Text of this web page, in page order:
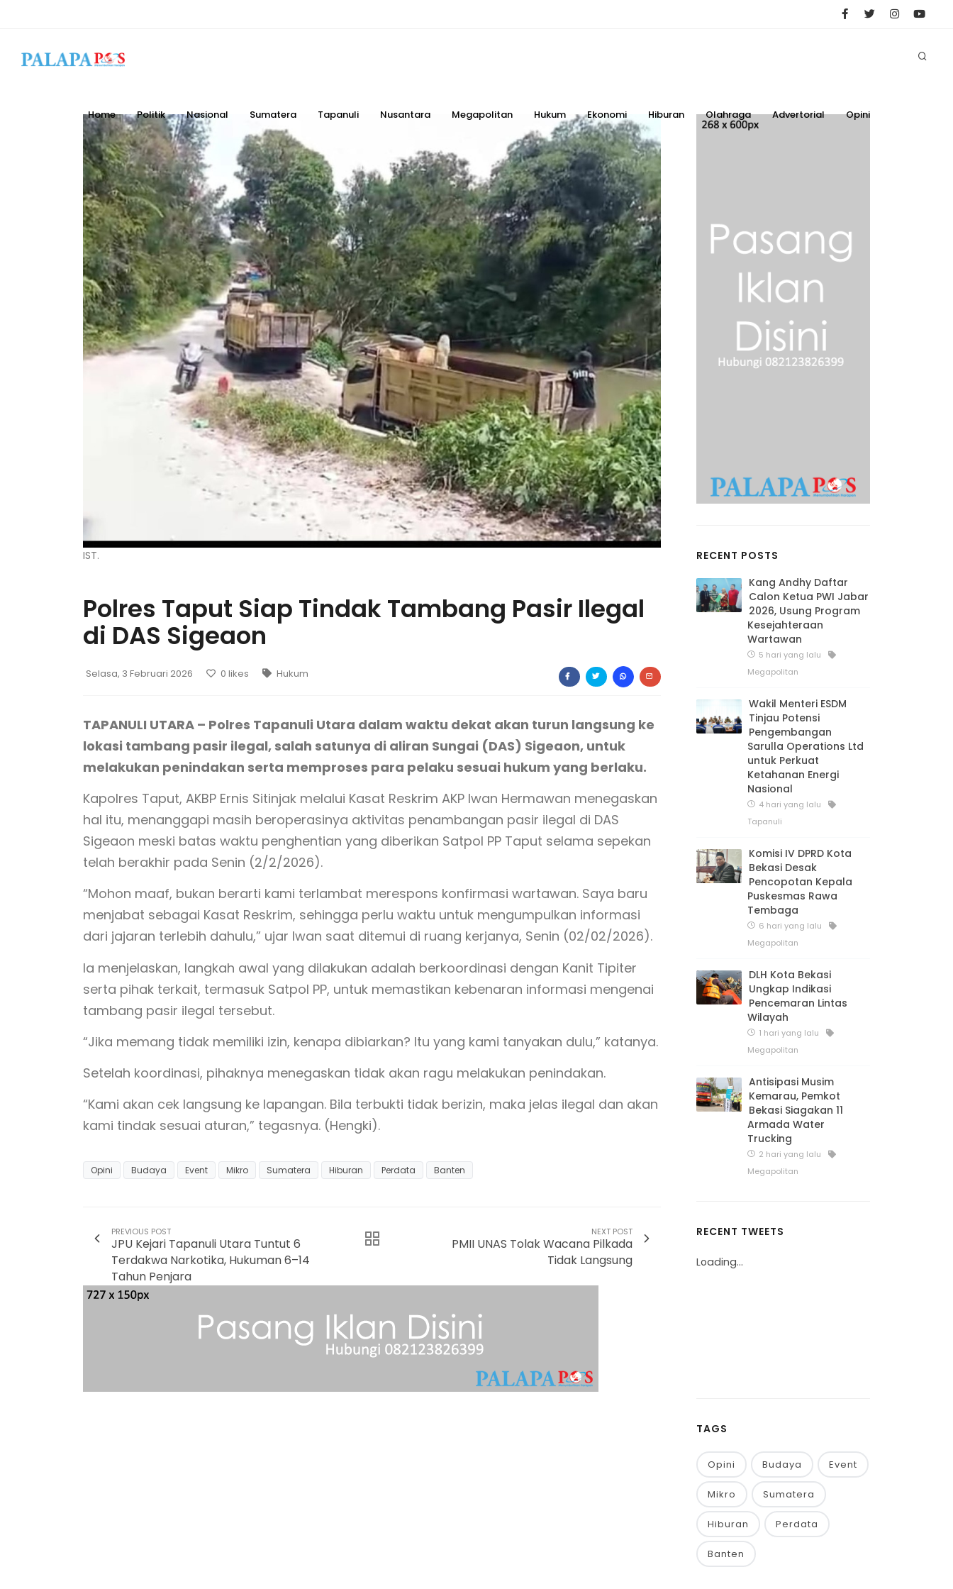
Home Politik Nasional Sumatera Tapanuli Nusantara Megapolitan Hukum Ekonomi Hiburan Olahraga Advertorial Opini
IST.
Polres Taput Siap Tindak Tambang Pasir Ilegal
di DAS Sigeaon
Selasa, 3 Februari 2026 0 likes Hukum
TAPANULI UTARA – Polres Tapanuli Utara dalam waktu dekat akan turun langsung ke
lokasi tambang pasir ilegal, salah satunya di aliran Sungai (DAS) Sigeaon, untuk
melakukan penindakan serta memproses para pelaku sesuai hukum yang berlaku.
Kapolres Taput, AKBP Ernis Sitinjak melalui Kasat Reskrim AKP Iwan Hermawan menegaskan
hal itu, menanggapi masih beroperasinya aktivitas penambangan pasir ilegal di DAS
Sigeaon meski batas waktu penghentian yang diberikan Satpol PP Taput selama sepekan
telah berakhir pada Senin (2/2/2026).
“Mohon maaf, bukan berarti kami terlambat merespons konfirmasi wartawan. Saya baru
menjabat sebagai Kasat Reskrim, sehingga perlu waktu untuk mengumpulkan informasi
dari jajaran terlebih dahulu,” ujar Iwan saat ditemui di ruang kerjanya, Senin (02/02/2026).
Ia menjelaskan, langkah awal yang dilakukan adalah berkoordinasi dengan Kanit Tipiter
serta pihak terkait, termasuk Satpol PP, untuk memastikan kebenaran informasi mengenai
tambang pasir ilegal tersebut.
“Jika memang tidak memiliki izin, kenapa dibiarkan? Itu yang kami tanyakan dulu,” katanya.
Setelah koordinasi, pihaknya menegaskan tidak akan ragu melakukan penindakan.
“Kami akan cek langsung ke lapangan. Bila terbukti tidak berizin, maka jelas ilegal dan akan
kami tindak sesuai aturan,” tegasnya. (Hengki).
Opini Budaya Event Mikro Sumatera Hiburan Perdata Banten
PREVIOUS POST
JPU Kejari Tapanuli Utara Tuntut 6
Terdakwa Narkotika, Hukuman 6–14
Tahun Penjara
NEXT POST
PMII UNAS Tolak Wacana Pilkada
Tidak Langsung
RECENT POSTS
Kang Andhy Daftar
Calon Ketua PWI Jabar
2026, Usung Program
Kesejahteraan
Wartawan
5 hari yang lalu
Megapolitan
Wakil Menteri ESDM
Tinjau Potensi
Pengembangan
Sarulla Operations Ltd
untuk Perkuat
Ketahanan Energi
Nasional
4 hari yang lalu
Tapanuli
Komisi IV DPRD Kota
Bekasi Desak
Pencopotan Kepala
Puskesmas Rawa
Tembaga
6 hari yang lalu
Megapolitan
DLH Kota Bekasi
Ungkap Indikasi
Pencemaran Lintas
Wilayah
1 hari yang lalu
Megapolitan
Antisipasi Musim
Kemarau, Pemkot
Bekasi Siagakan 11
Armada Water
Trucking
2 hari yang lalu
Megapolitan
RECENT TWEETS
Loading...
TAGS
Opini Budaya Event
Mikro Sumatera
Hiburan Perdata
Banten